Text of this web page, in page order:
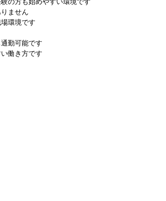
の方も始めやすい環境です
ません
環境です
勤可能です
働き方です